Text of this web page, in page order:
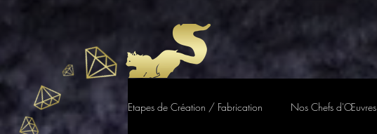
Etapes de Création / Fabrication Nos Chefs d'Œuvres